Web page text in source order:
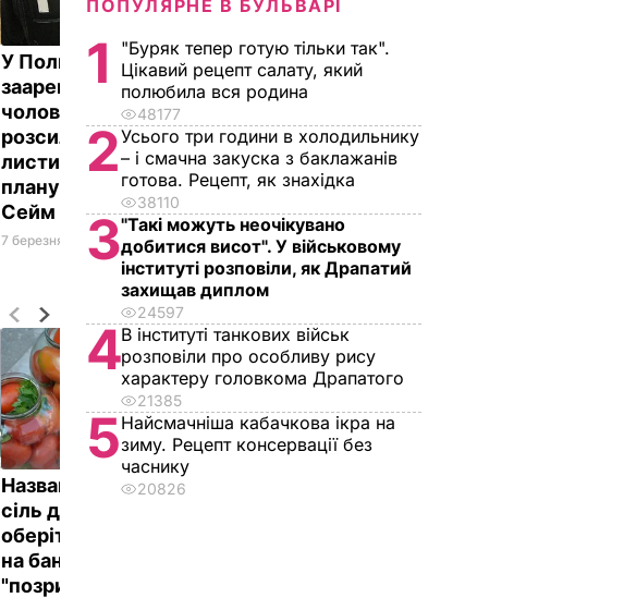
У Польщі
заарештували
чоловіка, який
розсилав мерам міст
листи з погрозами і
планував атаку на
Сейм
7 березня, 18.55СВІТ
Подружжя з Одеси,
підозрюване у
цінних паперів
американської
компанії Tesla,
заарештували
26 лютого,
01.50
НАДЗВИЧАЙНІ
ПОДІЇ
Названа найкраща
сіль для консервації,
оберіть її – і кришки
на банках не
"позриває"
ПОПУЛЯРНЕ В БУЛЬВАРІ
1
"Буряк тепер готую тільки так".
Цікавий рецепт салату, який
полюбила вся родина
48177
2Усього три години в холодильнику
– і смачна закуска з баклажанів
готова. Рецепт, як знахідка
38110
3"Такі можуть неочікувано
добитися висот". У військовому
інституті розповіли, як Драпатий
захищав диплом
24597
4В інституті танкових військ
розповіли про особливу рису
характеру головкома Драпатого
21385
5Найсмачніша кабачкова ікра на
зиму. Рецепт консервації без
часнику
20826